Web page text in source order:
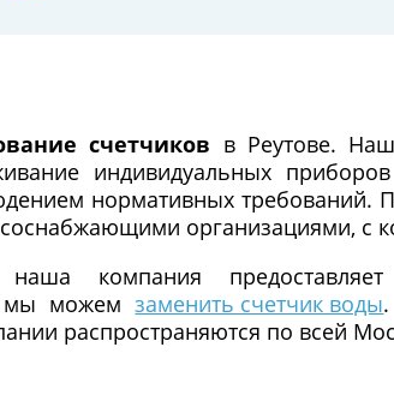
счетчиков в Реутове.
индивидуальных
нормативных требований.
организациями, с
компания
мы можемзаменить счетчик воды
распространяются по всей